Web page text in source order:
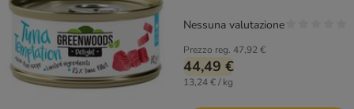
Prezzo reg. 47,92 €
44,49 €
13,24 € / kg
Nessuna valutazione